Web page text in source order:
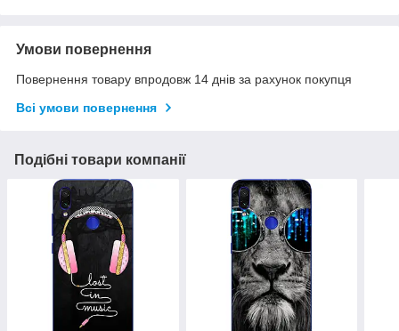
Умови повернення
Повернення товару впродовж 14 днів за рахунок покупця
Всі умови повернення
Подібні товари компанії